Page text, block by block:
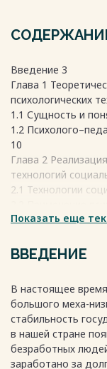
Введение 3
Глава 1
психологических
1.1 Сущность и
1.2
10
Глава 2
технологий
2.1 Технологии
социальной работы
Список
Весь текст
Показать еще
ВВЕДЕНИЕ
В настоящее
большого меха-
стабильность
в нашей стране
безработных
заработано за